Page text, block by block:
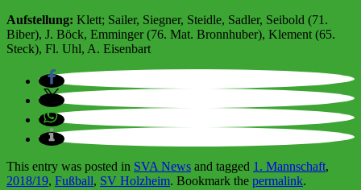
Aufstellung: Klett; Sailer, Siegner, Steidle, Sadler, Seibold (71.
Biber), J. Böck, Emminger (76. Mat. Bronnhuber), Klement (65.
Steck), Fl. Uhl, A. Eisenbart
This entry was posted in SVA News and tagged 1. Mannschaft,
2018/19, Fußball, SV Holzheim. Bookmark the permalink.